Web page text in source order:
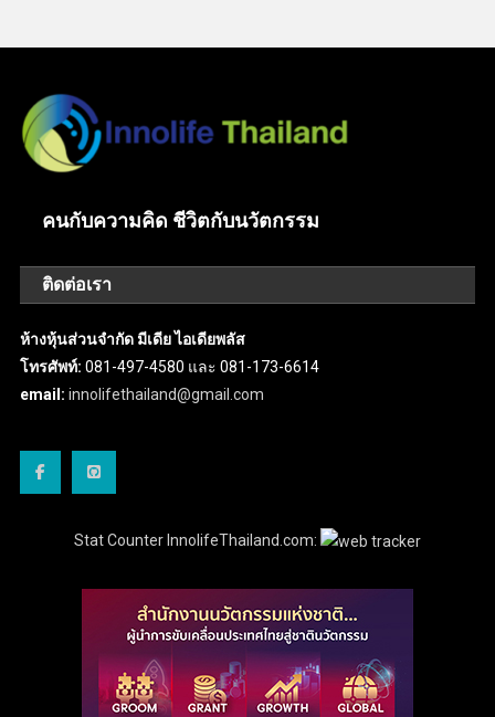
คนกับความคิด ชีวิตกับนวัตกรรม
ติดต่อเรา
ห้างหุ้นส่วนจำกัด มีเดีย ไอเดียพลัส
โทรศัพท์: 081-497-4580 และ 081-173-6614
email: innolifethailand@gmail.com
Stat Counter InnolifeThailand.com: